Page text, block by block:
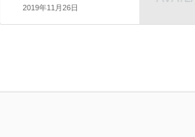
2019年11月26日